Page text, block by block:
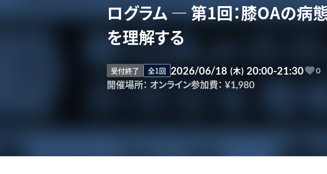
ログラム ― 第1回：膝OAの病
を理解する
受付終了 全1回 2026/06/18 (木) 20:00-21:30 0
開催場所： オンライン参加費： ¥1,980